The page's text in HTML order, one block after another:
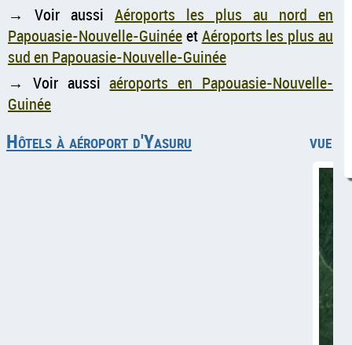
→ Voir aussi Aéroports les plus au nord en
Papouasie-Nouvelle-GuinéeetAéroports les plus au
sud en Papouasie-Nouvelle-Guinée
→ Voir aussiaéroports en Papouasie-Nouvelle-
Guinée
Hôtels à aéroport d'Yasuru vue